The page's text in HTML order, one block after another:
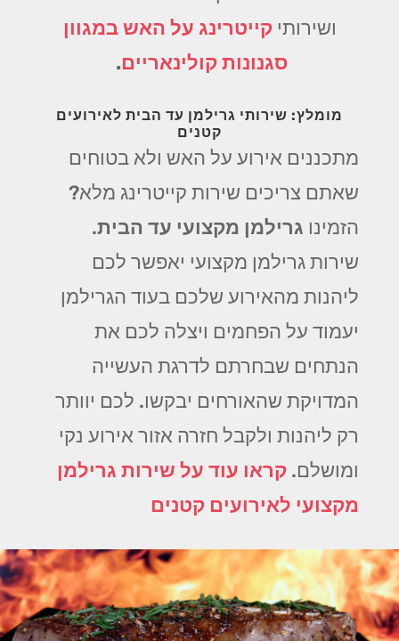
ושירותיקייטרינג על האש במגוון
סגנונות קולינאריים.
מומלץ: שירותי גרילמן עד הבית לאירועים
קטנים
מתכננים אירוע על האש ולא בטוחים
שאתם צריכים שירות קייטרינג מלא?
הזמינו גרילמן מקצועי עד הבית.
שירות גרילמן מקצועי יאפשר לכם
ליהנות מהאירוע שלכם בעוד הגרילמן
יעמוד על הפחמים ויצלה לכם את
הנתחים שבחרתם לדרגת העשייה
המדויקת שהאורחים יבקשו. לכם יוותר
רק ליהנות ולקבל חזרה אזור אירוע נקי
ומושלם. קראו עוד על שירות גרילמן
מקצועי לאירועים קטנים